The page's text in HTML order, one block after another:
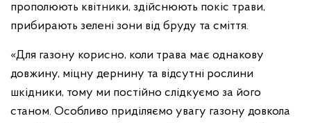
прополюють квітники, здійснюють покіс трави,
прибирають зелені зони від бруду та сміття.
«Для газону корисно, коли трава має однакову
довжину, міцну дернину та відсутні рослини
шкідники, тому ми постійно слідкуємо за його
станом. Особливо приділяємо увагу газону довкола